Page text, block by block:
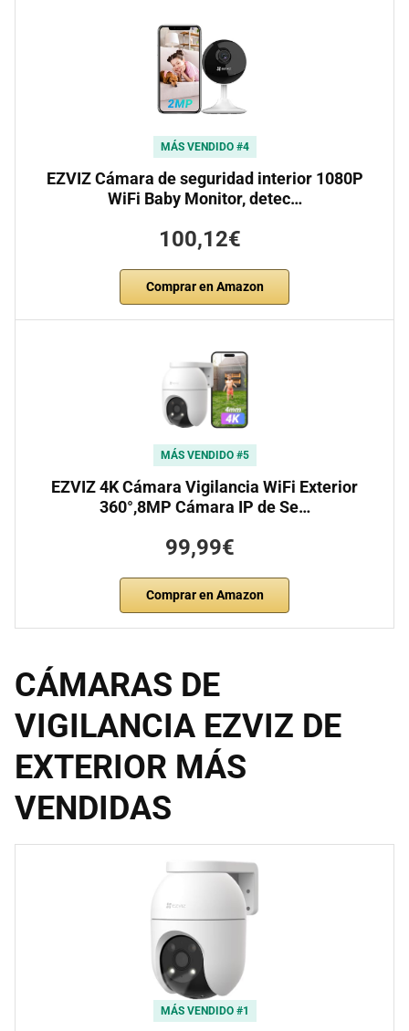
MÁS VENDIDO #4
EZVIZ Cámara de seguridad interior 1080P
WiFi Baby Monitor, detec…
100,12€
Comprar en Amazon
MÁS VENDIDO #5
EZVIZ 4K Cámara Vigilancia WiFi Exterior
360°,8MP Cámara IP de Se…
99,99€
Comprar en Amazon
CÁMARAS DE
VIGILANCIA EZVIZ DE
EXTERIOR MÁS
VENDIDAS
MÁS VENDIDO #1